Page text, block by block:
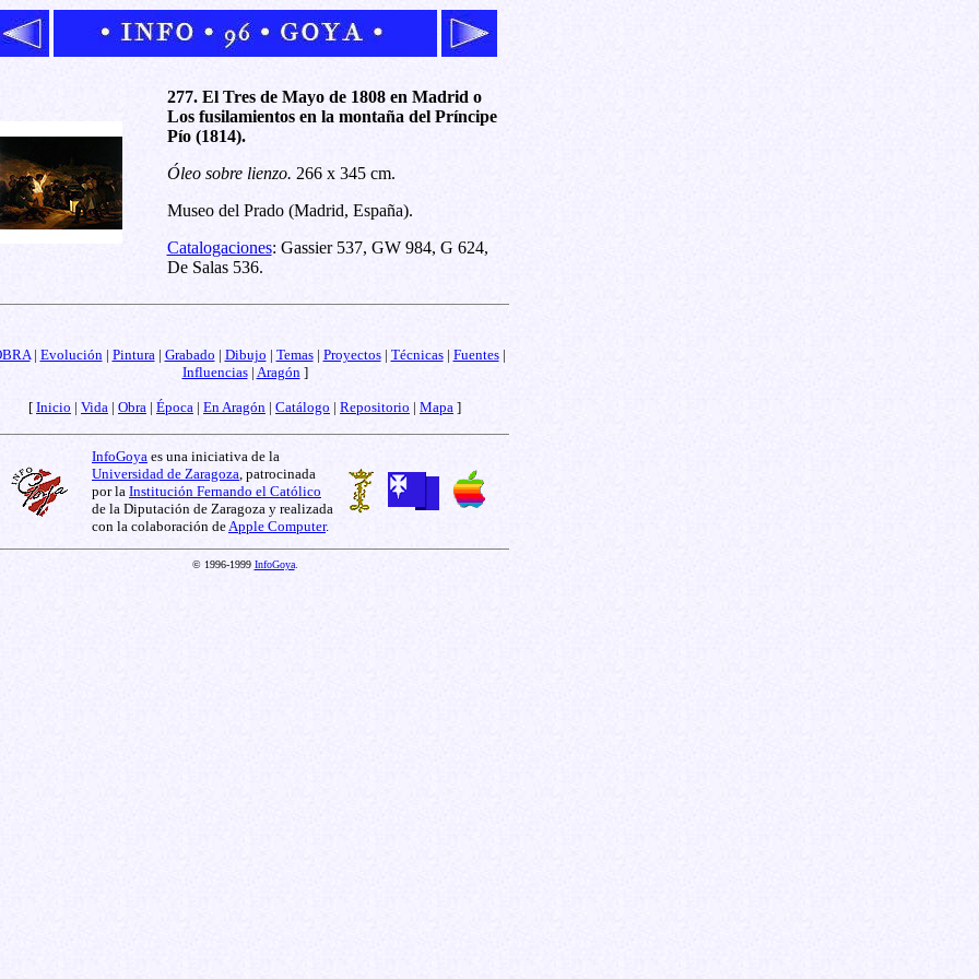
277. El Tres de Mayo de 1808 en Madrid o
Los fusilamientos en la montaña del Príncipe
Pío (1814).
Óleo sobre lienzo. 266 x 345 cm.
Museo del Prado (Madrid, España).
Catalogaciones: Gassier 537, GW 984, G 624,
De Salas 536.
| Evolución| Pintura| Grabado | Dibujo | Temas| Proyectos| Técnicas| Fuentes|
Influencias| Aragón]
[ Inicio | Vida | Obra | Época | En Aragón | Catálogo | Repositorio | Mapa ]
InfoGoya es una iniciativa de la
Universidad de Zaragoza, patrocinada
por la Institución Fernando el Católico
de la Diputación de Zaragoza y realizada
con la colaboración deApple Computer.
© 1996-1999 InfoGoya.